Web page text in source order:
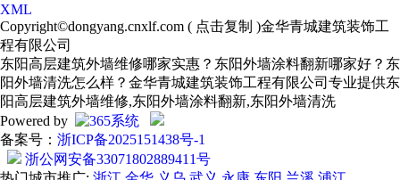
XML
Copyright©dongyang.cnxlf.com ( 点击复制 )金华青城建筑装饰工
程有限公司
东阳高层建筑外墙维修哪家实惠？东阳外墙涂料翻新哪家好？东
阳外墙清洗怎么样？金华青城建筑装饰工程有限公司专业提供东
阳高层建筑外墙维修,东阳外墙涂料翻新,东阳外墙清洗
Powered by
备案号： 浙ICP备2025151438号-1
浙公网安备33071802889411号